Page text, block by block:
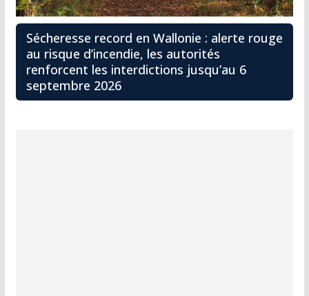
Sécheresse record en Wallonie : alerte rouge
au risque d’incendie, les autorités
renforcent les interdictions jusqu’au 6
septembre 2026